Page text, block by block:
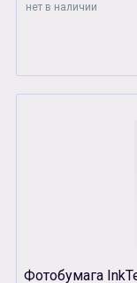
нет в наличии
Фотобумага